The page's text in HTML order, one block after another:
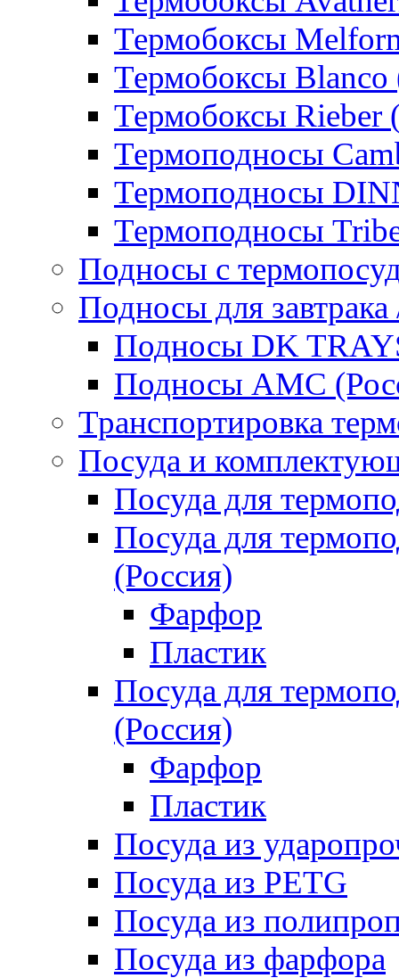
Термобоксы
Термобоксы Blanco
Термобоксы Rieber
Термоподносы
Термоподносы
Термоподносы
Подносы с
Подносы для завтрака
Подносы DK
Подносы AMC
Транспортировка
Посуда и
Посуда для
Посуда для
(Россия)
Фарфор
Пластик
Посуда для
(Россия)
Фарфор
Пластик
Посуда из
Посуда из PETG
Посуда из
Посуда из фарфора